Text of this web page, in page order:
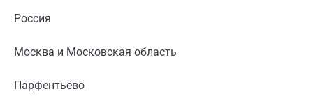
Россия
Москва и Московская область
Парфентьево